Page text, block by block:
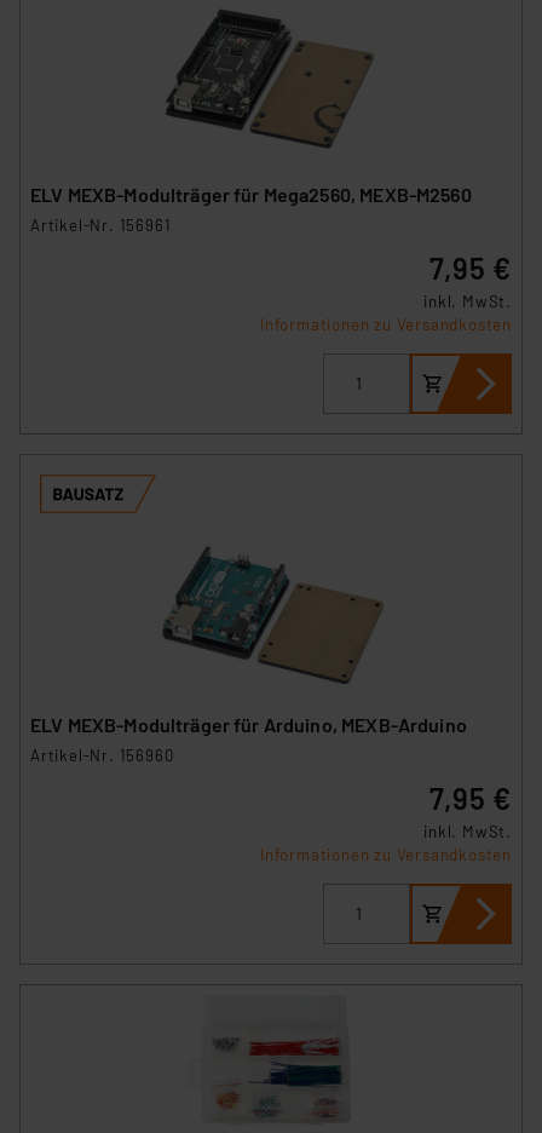
ELV MEXB-Modulträger für Mega2560, MEXB-M2560
Artikel-Nr. 156961
7,95 €
inkl. MwSt.
Informationen zu Versandkosten
ELV MEXB-Modulträger für Arduino, MEXB-Arduino
Artikel-Nr. 156960
7,95 €
inkl. MwSt.
Informationen zu Versandkosten